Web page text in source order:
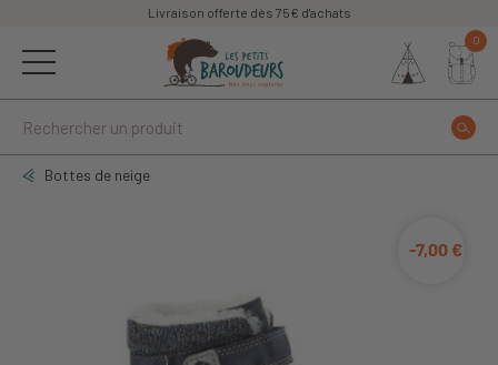
Livraison offerte dès 75€ d'achats
0
Bottes de neige
-7,00 €